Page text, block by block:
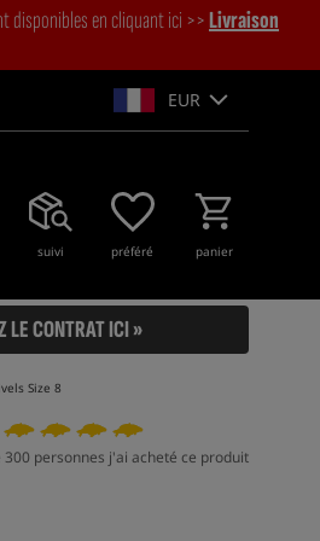
disponibles en cliquant ici >>Livraison
EUR
suivi préféré panier
LE CONTRAT ICI »
Size 8
personnes j'ai acheté ce produit